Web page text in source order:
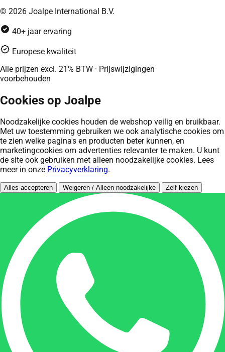
© 2026 Joalpe International B.V.
40+ jaar ervaring
Europese kwaliteit
Alle prijzen excl. 21% BTW · Prijswijzigingen
voorbehouden
Cookies op Joalpe
Noodzakelijke cookies houden de webshop veilig en bruikbaar.
Met uw toestemming gebruiken we ook analytische cookies om
te zien welke pagina's en producten beter kunnen, en
marketingcookies om advertenties relevanter te maken. U kunt
de site ook gebruiken met alleen noodzakelijke cookies. Lees
meer in onze Privacyverklaring.
Alles accepteren Weigeren / Alleen noodzakelijke Zelf kiezen